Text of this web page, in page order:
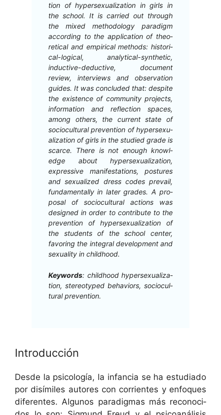
tion of hyper­sex­u­al­iza­tion in girls in
the school. It is car­ried out through
the mixed method­ol­o­gy par­a­digm
accord­ing to the appli­ca­tion of the­o­
ret­i­cal and empir­i­cal meth­ods: his­tor­i­
cal-log­i­cal, ana­lyt­i­cal-syn­thet­ic,
induc­tive-deduc­tive, doc­u­ment
review, inter­views and obser­va­tion
guides. It was con­clud­ed that: despite
the exis­tence of com­mu­ni­ty projects,
infor­ma­tion and reflec­tion spaces,
among oth­ers, the cur­rent state of
socio­cul­tur­al pre­ven­tion of hyper­sex­u­
al­iza­tion of girls in the stud­ied grade is
scarce. There is not enough knowl­
edge about hyper­sex­u­al­iza­tion,
expres­sive man­i­fes­ta­tions, pos­tures
and sex­u­al­ized dress codes pre­vail,
fun­da­men­tal­ly in lat­er grades. A pro­
pos­al of socio­cul­tur­al actions was
designed in order to con­tribute to the
pre­ven­tion of hyper­sex­u­al­iza­tion of
the stu­dents of the school cen­ter,
favor­ing the inte­gral devel­op­ment and
sex­u­al­i­ty in childhood.
Key­words: child­hood hyper­sex­u­al­iza­
tion, stereo­typed behav­iors, socio­cul­
tur­al prevention.
Introducción
Des­de la psi­cología, la infan­cia se ha estu­di­a­do
por dis­ímiles autores con cor­ri­entes y enfo­ques
difer­entes. Algunos par­a­dig­mas más recono­ci­